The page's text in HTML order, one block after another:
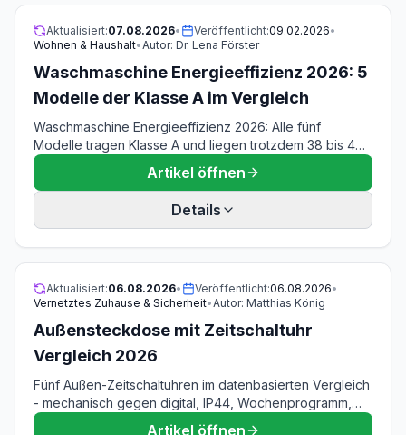
Aktualisiert:07.08.2026• Veröffentlicht:09.02.2026•
Wohnen & Haushalt•Autor: Dr. Lena Förster
Waschmaschine Energieeffizienz 2026: 5
Modelle der Klasse A im Vergleich
Waschmaschine Energieeffizienz 2026: Alle fünf
Modelle tragen Klasse A und liegen trotzdem 38 bis 47
kWh je 100 Zyklen auseinander. Bauknecht B6R 88
SILENCE, Siemens WG44B2040 iQ700, Bomann WA
7175.1, Bauknecht W Active 711 A und AEG L6AMZ48FL
mit den Werten aus den EU-Produktdatenblättern. Stand
Artikel öffnen
Details
Aktualisiert:06.08.2026• Veröffentlicht:06.08.2026•
Vernetztes Zuhause & Sicherheit•Autor: Matthias König
Außensteckdose mit Zeitschaltuhr
Vergleich 2026
Fünf Außen-Zeitschaltuhren im datenbasierten Vergleich
- mechanisch gegen digital, IP44, Wochenprogramm,
Zufallsfunktion und die 3.680-Watt-Grenze erklärt.
Artikel öffnen